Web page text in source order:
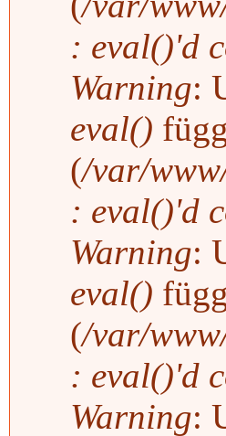
: eval()'d
Warning:
eval()
(/var/
: eval()'d
Warning:
eval()
(/var/
: eval()'d
Warning: